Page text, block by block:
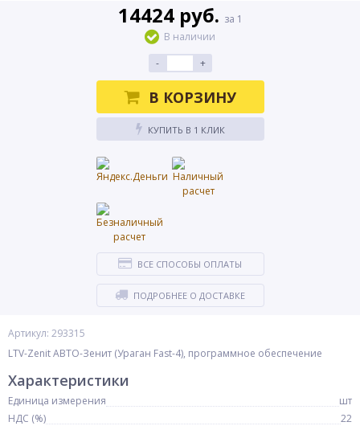
Артикул: 293315
LTV-Zenit АВТО-Зенит (Ураган Fast-4), программное обеспечение
14424 руб. за 1
В наличии
-
+
В КОРЗИНУ
КУПИТЬ В 1 КЛИК
ВСЕ СПОСОБЫ ОПЛАТЫ
ПОДРОБНЕЕ О ДОСТАВКЕ
Характеристики
Единица измерения
шт
НДС (%)
22